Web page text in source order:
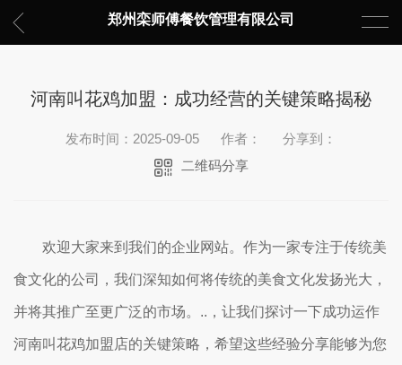
郑州栾师傅餐饮管理有限公司
河南叫花鸡加盟：成功经营的关键策略揭秘
发布时间：2025-09-05 作者：
分享到：
二维码分享
欢迎大家来到我们的企业网站。作为一家专注于传统美
食文化的公司，我们深知如何将传统的美食文化发扬光大，
并将其推广至更广泛的市场。..，让我们探讨一下成功运作
河南叫花鸡加盟店的关键策略，希望这些经验分享能够为您